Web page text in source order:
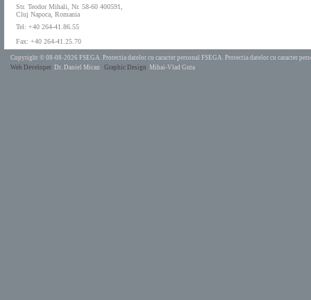
Str. Teodor Mihali, Nr. 58-60 400591,
Cluj Napoca, Romania
Tel: +40 264-41.86.55
Fax: +40 264-41.25.70
Copyright © 08-08-2026 FSEGA. Protectia datelor cu caracter personal FSEGA. Protectia datelor cu caracter
Web Developer Dr. Daniel Mican Graphic Design Mihai-Vlad Guta